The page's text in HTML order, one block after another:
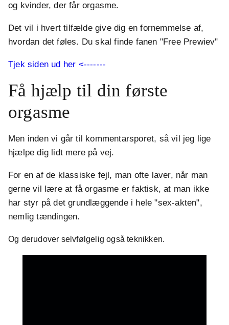
og kvinder, der får orgasme.
Det vil i hvert tilfælde give dig en fornemmelse af,
hvordan det føles. Du skal finde fanen "Free Prewiev"
Tjek siden ud her <-------
Få hjælp til din første
orgasme
Men inden vi går til kommentarsporet, så vil jeg lige
hjælpe dig lidt mere på vej.
For en af de klassiske fejl, man ofte laver, når man
gerne vil lære at få orgasme er faktisk, at man ikke
har styr på det grundlæggende i hele "sex-akten",
nemlig tændingen.
Og derudover selvfølgelig også teknikken.